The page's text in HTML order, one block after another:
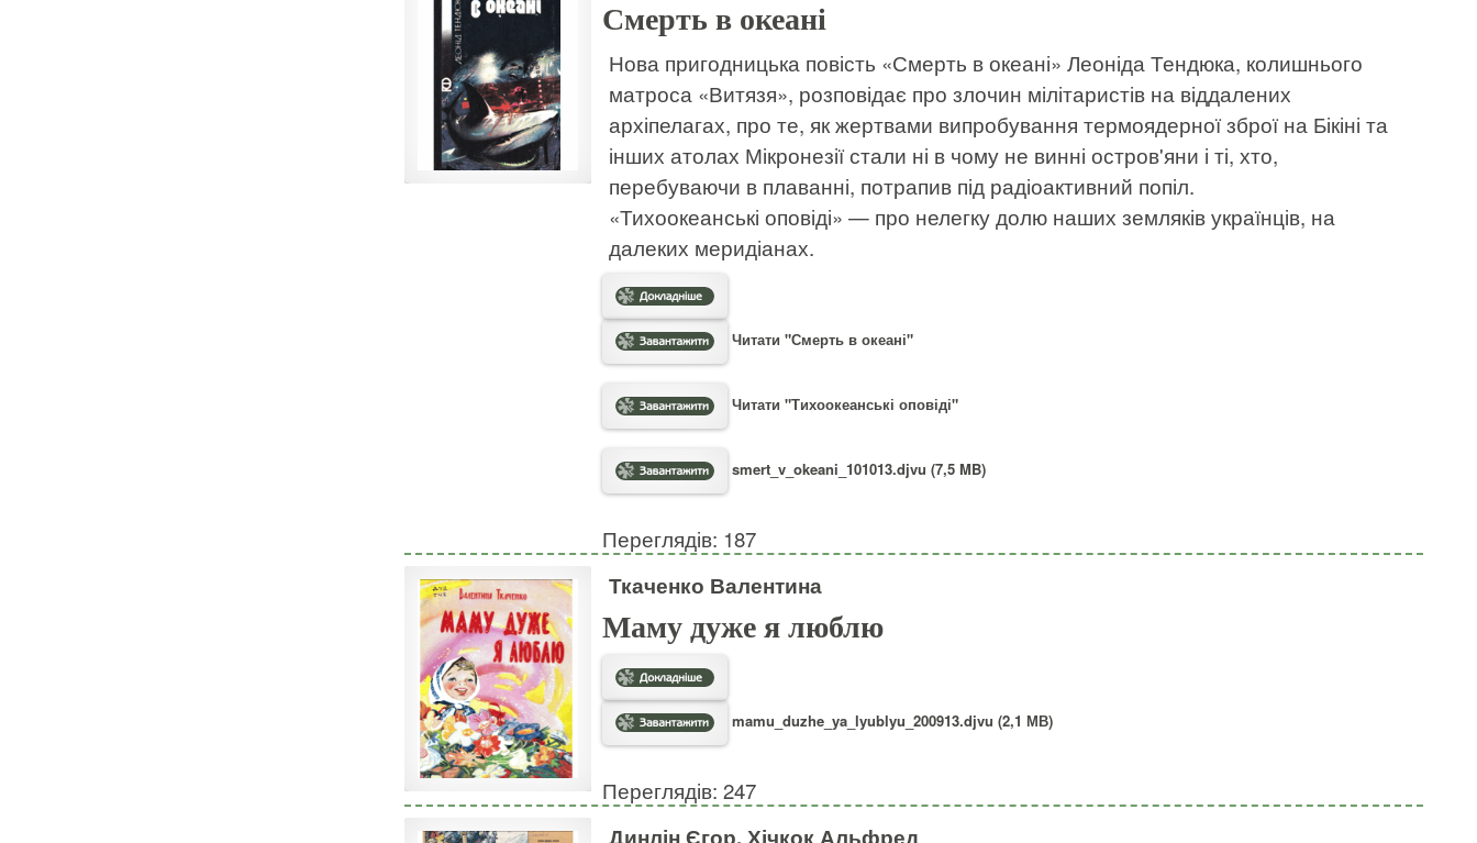
Смерть в океані
Нова пригодницька повість «Смерть в океані» Леоніда Тендюка, колишнього
матроса «Витязя», розповідає про злочин мілітаристів на віддалених
архіпелагах, про те, як жертвами випробування термоядерної зброї на Бікіні та
інших атолах Мікронезії стали ні в чому не винні остров'яни і ті, хто,
перебуваючи в плаванні, потрапив під радіоактивний попіл.
«Тихоокеанські оповіді» — про нелегку долю наших земляків українців, на
далеких меридіанах.
Читати "Смерть в океані"
Читати "Тихоокеанські оповіді"
smert_v_okeani_101013.djvu (7,5 MB)
Переглядів: 187
Ткаченко Валентина
Маму дуже я люблю
mamu_duzhe_ya_lyublyu_200913.djvu (2,1 МВ)
Переглядів: 247
Динлін Єгор, Хічкок Альфред